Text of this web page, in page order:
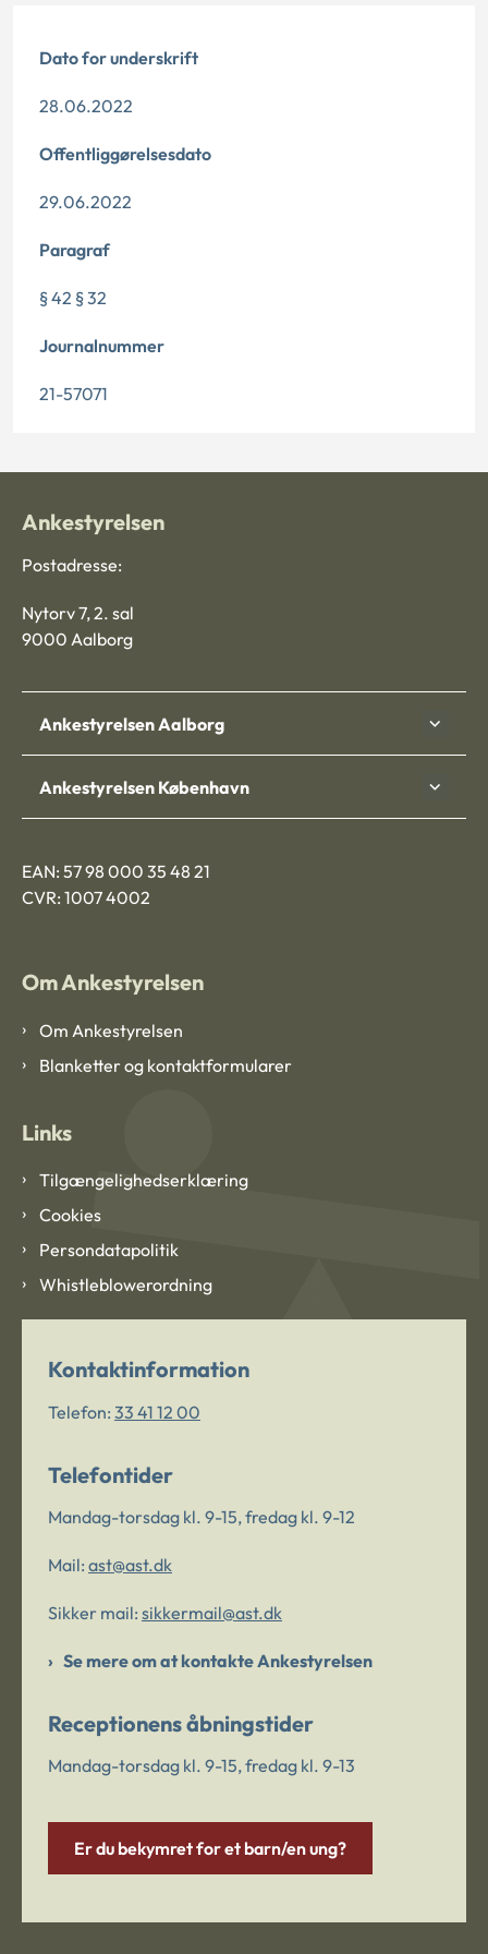
Dato for underskrift
28.06.2022
Offentliggørelsesdato
29.06.2022
Paragraf
§ 42 § 32
Journalnummer
21-57071
Ankestyrelsen
Postadresse:
Nytorv 7, 2. sal
9000 Aalborg
Ankestyrelsen Aalborg
Ankestyrelsen København
EAN: 57 98 000 35 48 21
CVR: 1007 4002
Om Ankestyrelsen
Om Ankestyrelsen
Blanketter og kontaktformularer
Links
Tilgængelighedserklæring
Cookies
Persondatapolitik
Whistleblowerordning
Kontaktinformation
Telefon: 33 41 12 00
Telefontider
Mandag-torsdag kl. 9-15, fredag kl. 9-12
Mail: ast@ast.dk
Sikker mail: sikkermail@ast.dk
Se mere om at kontakte Ankestyrelsen
Receptionens åbningstider
Mandag-torsdag kl. 9-15, fredag kl. 9-13
Er du bekymret for et barn/en ung?